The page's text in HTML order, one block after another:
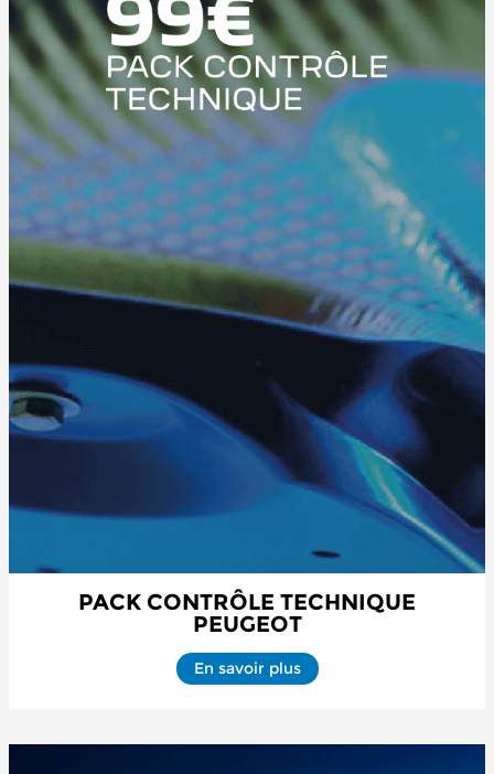
PACK CONTRÔLE TECHNIQUE
PEUGEOT
En savoir plus